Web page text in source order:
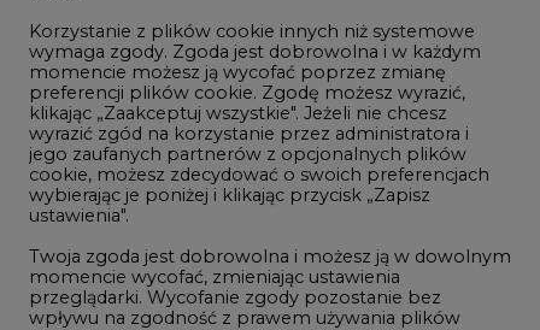
Innowacje i AI
Telekomunikacja i IT
Handel emisjami CO2
Wodór
Górnictwo
Atom
Korzystanie z plików cookie innych niż systemowe
wymaga zgody. Zgoda jest dobrowolna i w każdym
momencie możesz ją wycofać poprzez zmianę
preferencji plików cookie. Zgodę możesz wyrazić,
klikając „Zaakceptuj wszystkie". Jeżeli nie chcesz
wyrazić zgód na korzystanie przez administratora i
jego zaufanych partnerów z opcjonalnych plików
cookie, możesz zdecydować o swoich preferencjach
wybierając je poniżej i klikając przycisk „Zapisz
ustawienia".
Twoja zgoda jest dobrowolna i możesz ją w dowolnym
momencie wycofać, zmieniając ustawienia
przeglądarki. Wycofanie zgody pozostanie bez
wpływu na zgodność z prawem używania plików